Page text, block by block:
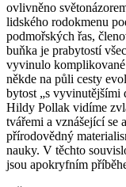
ovlivněno
lidského rodokmenu
podmořských řas,
buňka je prabytostí
vyvinulo
někde na půli cesty
bytost „s vyvinutějšími
Hildy Pollak vidíme
tvářemi a vznášející se
přírodovědný
nauky. V těchto
jsou apokryfním